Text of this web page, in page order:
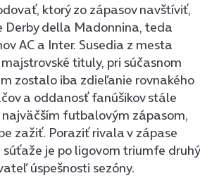
ktorý zo zápasov navštíviť,
della Madonnina, teda
AC a Inter. Susedia z mesta
tituly, pri súčasnom
zostalo iba zdieľanie rovnakého
a oddanosť fanúšikov stále
futbalovým zápasom,
zažiť. Poraziť rivala v zápase
je po ligovom triumfe druhý
úspešnosti sezóny.